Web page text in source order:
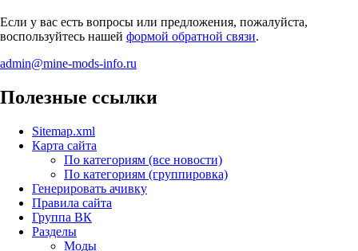
Если у вас есть вопросы или предложения, пожалуйста,
воспользуйтесь нашей формой обратной связи.
admin@mine-mods-info.ru
Полезные ссылки
Sitemap.xml
Карта сайта
По категориям (все новости)
По категориям (группировка)
Генерировать ачивку
Правила сайта
Группа ВК
Разделы
Моды